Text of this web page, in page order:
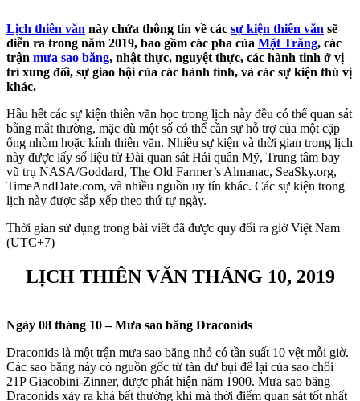
Lịch thiên văn này chứa thông tin về các sự kiện thiên văn sẽ
diễn ra trong năm 2019, bao gồm các pha của Mặt Trăng, các
trận mưa sao băng, nhật thực, nguyệt thực, các hành tinh ở vị
trí xung đối, sự giao hội của các hành tinh, và các sự kiện thú vị
khác.
Hầu hết các sự kiện thiên văn học trong lịch này đều có thể quan sát
bằng mắt thường, mặc dù một số có thể cần sự hỗ trợ của một cặp
ống nhòm hoặc kính thiên văn. Nhiều sự kiện và thời gian trong lịch
này được lấy số liệu từ Đài quan sát Hải quân Mỹ, Trung tâm bay
vũ trụ NASA/Goddard, The Old Farmer’s Almanac, SeaSky.org,
TimeAndDate.com, và nhiều nguồn uy tín khác. Các sự kiện trong
lịch này được sắp xếp theo thứ tự ngày.
Thời gian sử dụng trong bài viết đã được quy đổi ra giờ Việt Nam
(UTC+7)
LỊCH THIÊN VĂN THÁNG 10, 2019
Ngày 08 tháng 10 – Mưa sao băng Draconids
Draconids là một trận mưa sao băng nhỏ có tần suất 10 vệt mỗi giờ.
Các sao băng này có nguồn gốc từ tàn dư bụi để lại của sao chổi
21P Giacobini-Zinner, được phát hiện năm 1900. Mưa sao băng
Draconids xảy ra khá bất thường khi mà thời điểm quan sát tốt nhất